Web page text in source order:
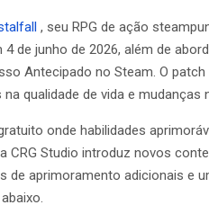
, seu RPG de ação
de junho de 2026, além de
Antecipado no Steam. O
qualidade de vida e mudanças
onde habilidades
CRG Studio introduz novos
de aprimoramento adicionais e